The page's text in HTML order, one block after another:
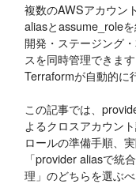
複数のAWSアカウン
aliasとassume_role
開発・ステージング
スを同時管理できま
Terraformが自動的に
この記事では、
よるクロスアカウン
ロールの準備手順、
「provider aliasで統
理」のどちらを選ぶ